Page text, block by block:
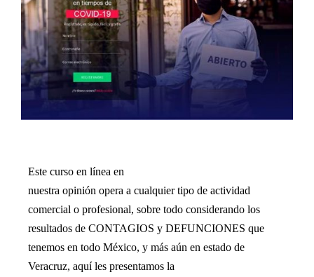
Este curso en línea en
nuestra opinión opera a cualquier tipo de actividad
comercial o profesional, sobre todo considerando los
resultados de CONTAGIOS y DEFUNCIONES que
tenemos en todo México, y más aún en estado de
Veracruz, aquí les presentamos la